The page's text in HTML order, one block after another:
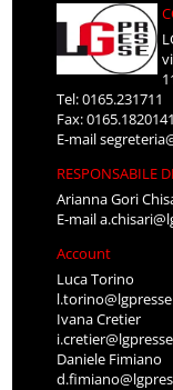
Tel: 0165.231711
Fax: 0165.1820141
E-mail
RESPONSABILE
Arianna Gori
E-mail
Account
Luca Torino
Ivana Cretier
Daniele Fimiano